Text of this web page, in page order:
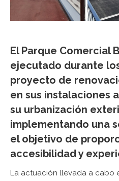
El Parque Comercial
ejecutado durante
proyecto de
en sus instalaciones
su urbanización
implementando una
el objetivo de
accesibilidad y
La actuación llevada a cabo